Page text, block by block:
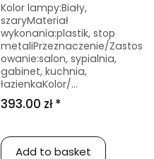
Kolor lampy:Biały,
szaryMateriał
wykonania:plastik, stop
metaliPrzeznaczenie/Zastos
owanie:salon, sypialnia,
gabinet, kuchnia,
łazienkaKolor/...
393.00 zł *
Add to basket